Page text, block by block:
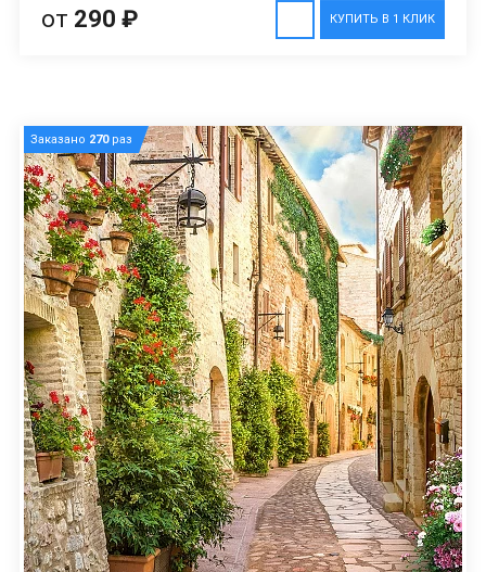
КУПИТЬ В 1 КЛИК
от 290 ₽
Заказано 270раз